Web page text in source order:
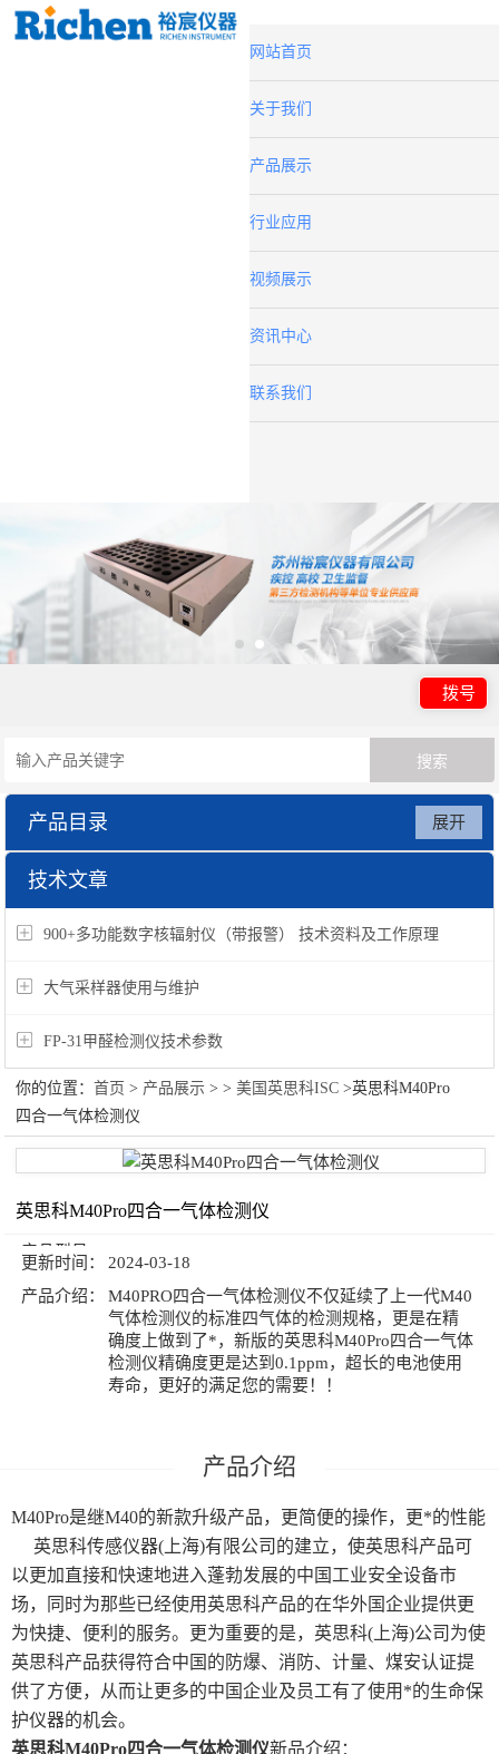
网站首页
关于我们
产品展示
行业应用
视频展示
资讯中心
联系我们
拨号
产品目录
美国英思科ISC
展开
技术文章
900+多功能数字核辐射仪（带报警） 技术资料及工作原理
大气采样器使用与维护
FP-31甲醛检测仪技术参数
你的位置：首页 > 产品展示 > >美国英思科ISC >英思科M40Pro
四合一气体检测仪
英思科M40Pro四合一气体检测仪
产品型号：
更新时间：
2024-03-18
产品介绍：
M40PRO四合一气体检测仪不仅延续了上一代M40
气体检测仪的标准四气体的检测规格，更是在精
确度上做到了*，新版的英思科M40Pro四合一气体
检测仪精确度更是达到0.1ppm，超长的电池使用
寿命，更好的满足您的需要！！
M40Pro是继M40的新款升级产品，更简便的操作，更*的性能
英思科传感仪器(上海)有限公司的建立，使英思科产品可
以更加直接和快速地进入蓬勃发展的中国工业安全设备市
场，同时为那些已经使用英思科产品的在华外国企业提供更
为快捷、便利的服务。更为重要的是，英思科(上海)公司为使
英思科产品获得符合中国的防爆、消防、计量、煤安认证提
供了方便，从而让更多的中国企业及员工有了使用*的生命保
护仪器的机会。
英思科M40Pro四合一气体检测仪新品介绍：